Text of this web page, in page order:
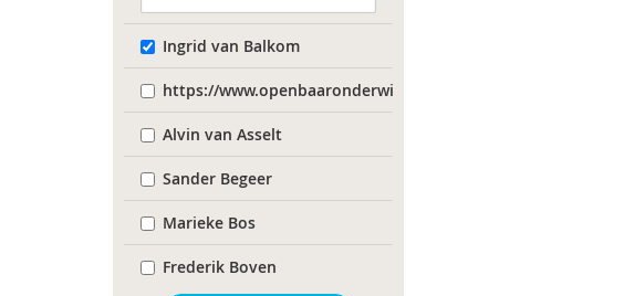
Ingrid van Balkom
https://www.openbaaronderwijs.nu/
Alvin van Asselt
Sander Begeer
Marieke Bos
Frederik Boven